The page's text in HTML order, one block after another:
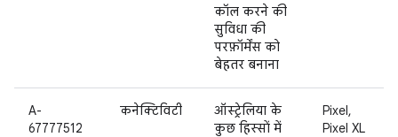
कॉल करने की
सुविधा की
परफ़ॉर्मेंस को
बेहतर बनाना
A-
67777512
कनेक्टिविटी
ऑस्ट्रेलिया के
कुछ हिस्सों में
Pixel,
Pixel XL